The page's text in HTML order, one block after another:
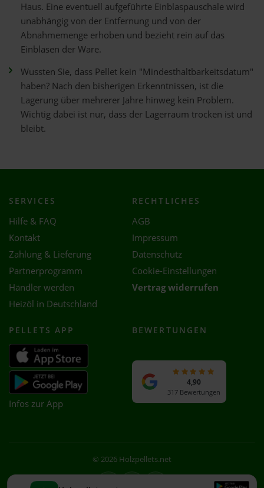
Haus. Eine eventuell aufgeführte Einblaspauschale wird
unabhängig von der Entfernung und von der
Abnahmemenge erhoben und bezieht rein auf das
Einblasen der Ware.
Wussten Sie, dass Pellet kein "Mindesthaltbarkeitsdatum"
haben? Nach den bisherigen Erkenntnissen, ist die
Lagerung über mehrerer Jahre hinweg kein Problem.
Wichtig dabei ist nur, dass der Lagerraum trocken ist und
bleibt.
SERVICES
Hilfe & FAQ
Kontakt
Zahlung & Lieferung
Partnerprogramm
Händler werden
Heizöl in Deutschland
RECHTLICHES
AGB
Impressum
Datenschutz
Cookie-Einstellungen
Vertrag widerrufen
PELLETS APP
Infos zur App
BEWERTUNGEN
4,90
317 Bewertungen
© 2026 Holzpellets.net